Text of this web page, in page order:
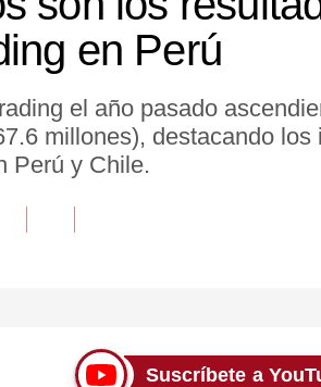
en Perú
el año pasado
millones), destacando
Perú y Chile.
Suscríbete a